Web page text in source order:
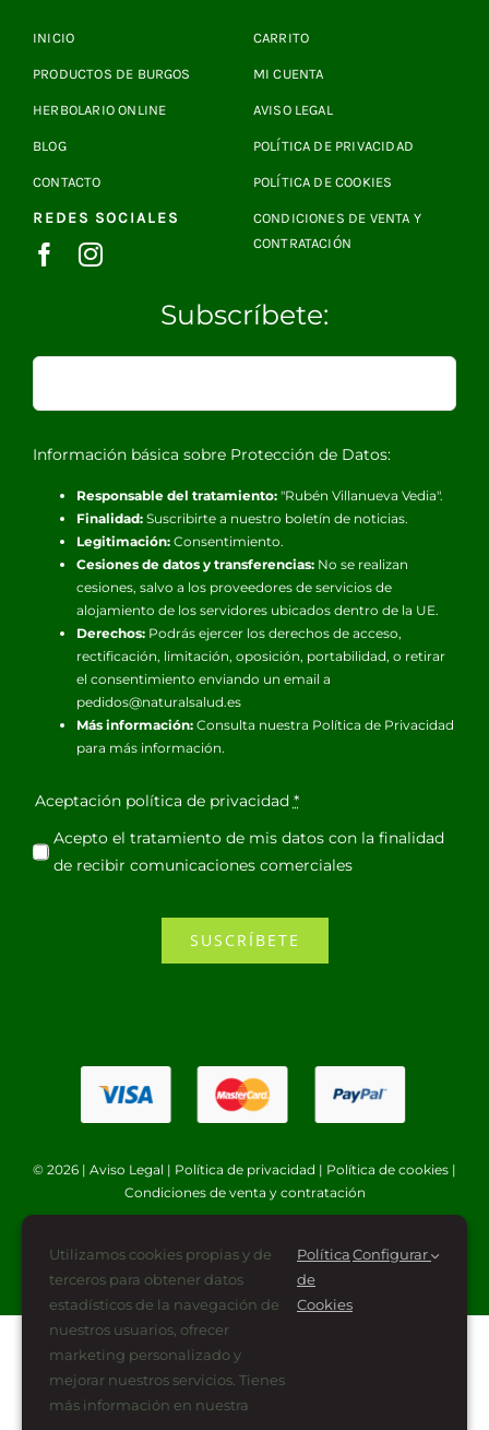
INICIO
PRODUCTOS DE BURGOS
HERBOLARIO ONLINE
BLOG
CONTACTO
REDES SOCIALES
CARRITO
MI CUENTA
AVISO LEGAL
POLÍTICA DE PRIVACIDAD
POLÍTICA DE COOKIES
CONDICIONES DE VENTA Y
CONTRATACIÓN
Subscríbete:
Información básica sobre Protección de Datos:
Responsable del tratamiento:"Rubén Villanueva Vedia".
Finalidad:Suscribirte a nuestro boletín de noticias.
Legitimación:Consentimiento.
Cesiones de datos y transferencias:No se realizan
cesiones, salvo a los proveedores de servicios de
alojamiento de los servidores ubicados dentro de la UE.
Derechos:Podrás ejercer los derechos de acceso,
rectificación, limitación, oposición, portabilidad, o retirar
el consentimiento enviando un email a
pedidos@naturalsalud.es
Más información:Consulta nuestra Política de Privacidad
para más información.
Aceptación política de privacidad *
Acepto el tratamiento de mis datos con la finalidad
de recibir comunicaciones comerciales
SUSCRÍBETE
© 2026 | Aviso Legal | Política de privacidad | Política de cookies |
Condiciones de venta y contratación
Utilizamos cookies propias y de
terceros para obtener datos
estadísticos de la navegación de
nuestros usuarios, ofrecer
marketing personalizado y
mejorar nuestros servicios. Tienes
más información en nuestra
Política
de
Cookies
Configurar